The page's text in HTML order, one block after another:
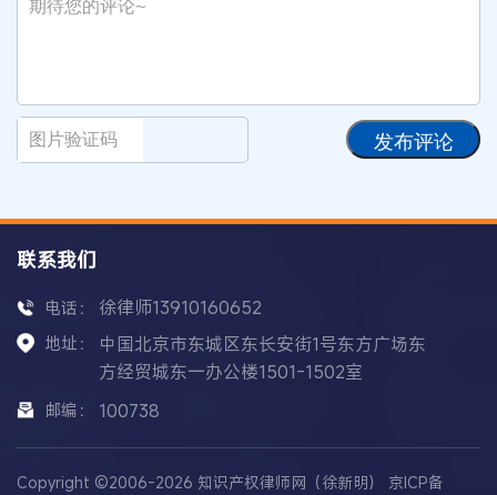
发布评论
联系我们
电话： 徐律师13910160652
地址：
中国北京市东城区东长安街1号东方广场东
方经贸城东一办公楼1501-1502室
邮编： 100738
Copyright ©2006-2026 知识产权律师网（徐新明） 京ICP备